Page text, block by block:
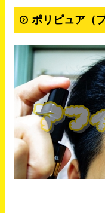
ポリピュア（